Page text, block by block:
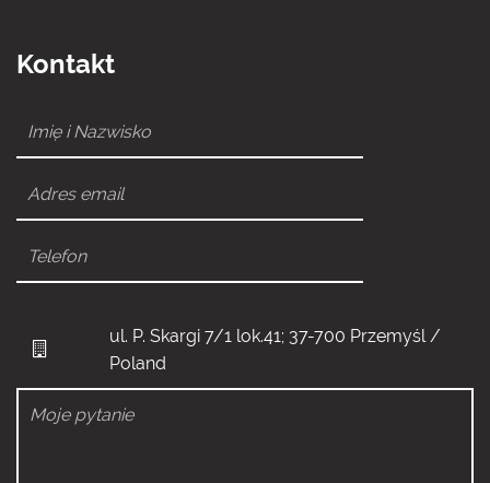
Kontakt
ul. P. Skargi 7/1 lok.41; 37-700 Przemyśl /
Poland